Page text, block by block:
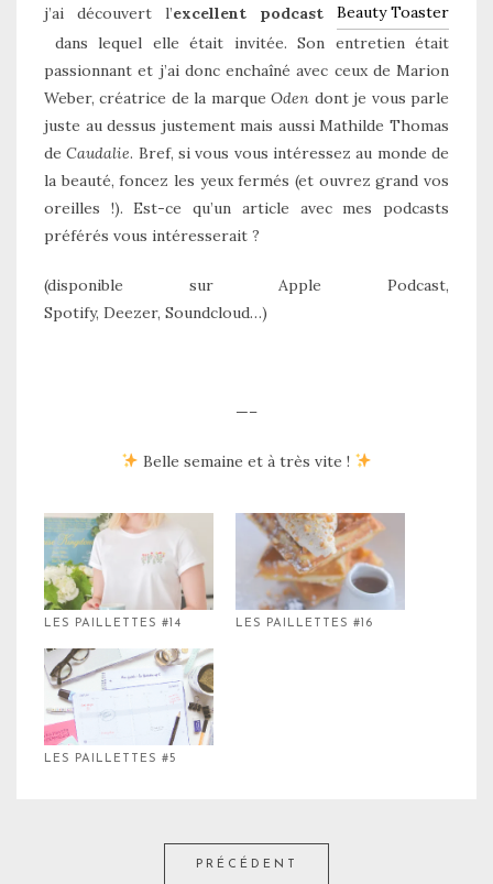
j’ai découvert l’excellent podcast
Beauty Toaster
dans lequel elle était invitée. Son entretien était
passionnant et j’ai donc enchaîné avec ceux de Marion
Weber, créatrice de la marqueOden dont je vous parle
juste au dessus justement mais aussi Mathilde Thomas
deCaudalie. Bref, si vous vous intéressez au monde de
la beauté, foncez les yeux fermés (et ouvrez grand vos
oreilles !). Est-ce qu’un article avec mes podcasts
préférés vous intéresserait ?
(disponible sur Apple Podcast,
Spotify, Deezer, Soundcloud…)
—–
Belle semaine et à très vite !
LES PAILLETTES #14 LES PAILLETTES #16
LES PAILLETTES #5
PRÉCÉDENT